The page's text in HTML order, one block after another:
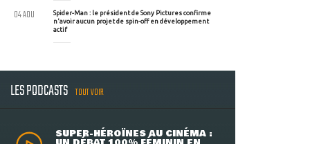
Spider-Man : le président de Sony Pictures confirme
n'avoir aucun projet de spin-off en développement
actif
04 AOU
LES PODCASTS TOUT VOIR
SUPER-HÉROÏNES AU CINÉMA :